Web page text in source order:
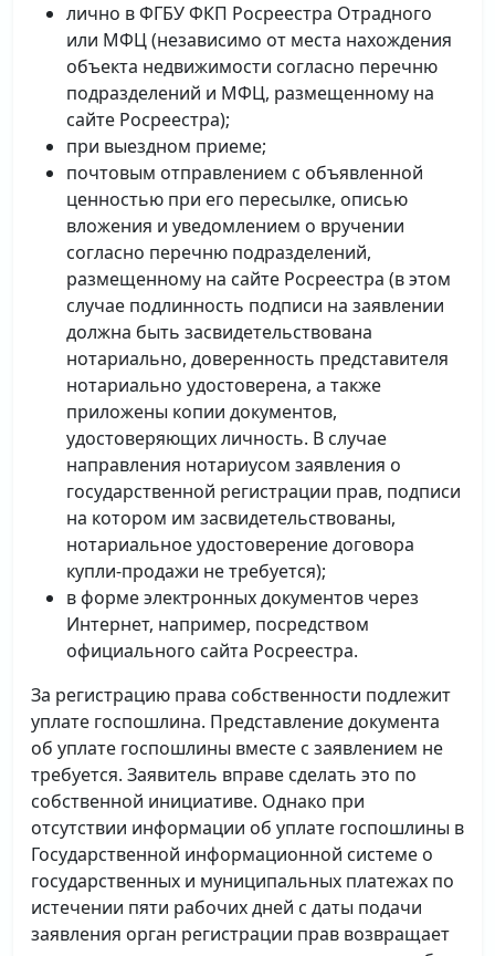
лично в ФГБУ ФКП Росреестра Отрадного
или МФЦ (независимо от места нахождения
объекта недвижимости согласно перечню
подразделений и МФЦ, размещенному на
сайте Росреестра);
при выездном приеме;
почтовым отправлением с объявленной
ценностью при его пересылке, описью
вложения и уведомлением о вручении
согласно перечню подразделений,
размещенному на сайте Росреестра (в этом
случае подлинность подписи на заявлении
должна быть засвидетельствована
нотариально, доверенность представителя
нотариально удостоверена, а также
приложены копии документов,
удостоверяющих личность. В случае
направления нотариусом заявления о
государственной регистрации прав, подписи
на котором им засвидетельствованы,
нотариальное удостоверение договора
купли-продажи не требуется);
в форме электронных документов через
Интернет, например, посредством
официального сайта Росреестра.
За регистрацию права собственности подлежит
уплате госпошлина. Представление документа
об уплате госпошлины вместе с заявлением не
требуется. Заявитель вправе сделать это по
собственной инициативе. Однако при
отсутствии информации об уплате госпошлины в
Государственной информационной системе о
государственных и муниципальных платежах по
истечении пяти рабочих дней с даты подачи
заявления орган регистрации прав возвращает